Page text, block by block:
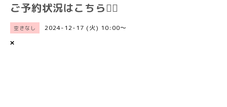
ご予約状況はこちら💁‍♀️
空きなし 2024-12-17 (火) 10:00～
×